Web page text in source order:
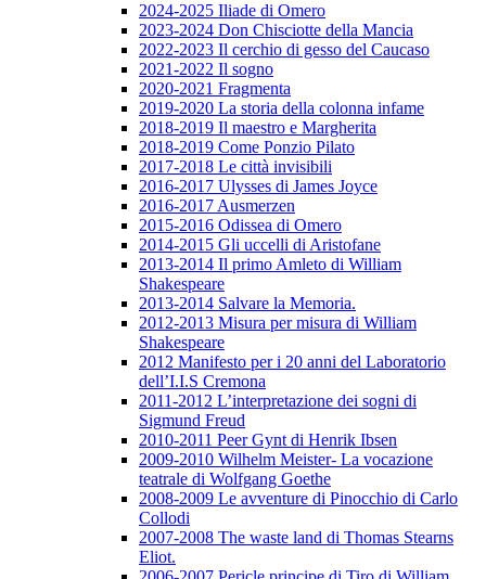
2024-2025 Iliade di Omero
2023-2024 Don Chisciotte della Mancia
2022-2023 Il cerchio di gesso del Caucaso
2021-2022 Il sogno
2020-2021 Fragmenta
2019-2020 La storia della colonna infame
2018-2019 Il maestro e Margherita
2018-2019 Come Ponzio Pilato
2017-2018 Le città invisibili
2016-2017 Ulysses di James Joyce
2016-2017 Ausmerzen
2015-2016 Odissea di Omero
2014-2015 Gli uccelli di Aristofane
2013-2014 Il primo Amleto di William
Shakespeare
2013-2014 Salvare la Memoria.
2012-2013 Misura per misura di William
Shakespeare
2012 Manifesto per i 20 anni del Laboratorio
dell’I.I.S Cremona
2011-2012 L’interpretazione dei sogni di
Sigmund Freud
2010-2011 Peer Gynt di Henrik Ibsen
2009-2010 Wilhelm Meister- La vocazione
teatrale di Wolfgang Goethe
2008-2009 Le avventure di Pinocchio di Carlo
Collodi
2007-2008 The waste land di Thomas Stearns
Eliot.